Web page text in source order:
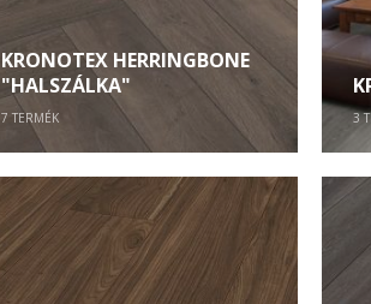
KRONOTEX HERRINGBONE
"HALSZÁLKA"
7 TERMÉK 3